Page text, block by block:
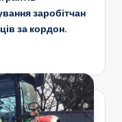
заробітчан
за кордон.